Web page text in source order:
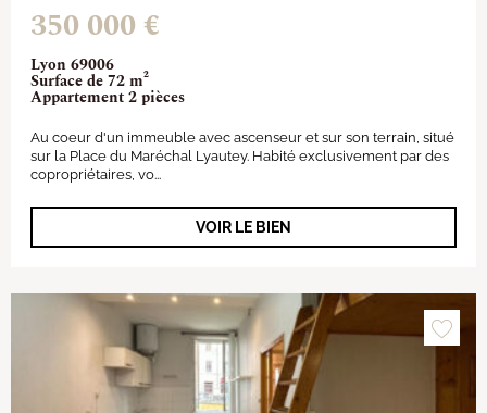
Lyon 69006
Surface de 72 m²
Appartement 2 pièces
350 000 €
Au coeur d'un immeuble avec ascenseur et sur son terrain, situé
sur la Place du Maréchal Lyautey. Habité exclusivement par des
copropriétaires, vo...
VOIR LE BIEN